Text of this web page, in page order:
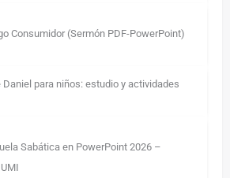
Consumidor (Sermón PDF-PowerPoint)
para niños: estudio y actividades
Sabática en PowerPoint 2026 –